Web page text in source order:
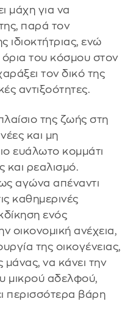
μάχη για να
παρά τον
ιδιοκτήτριας, ενώ
του κόσμου στον
τον δικό της
αντιξοότητες.
της ζωής στη
και μη
ευάλωτο κομμάτι
και ρεαλισμό.
αγώνα απέναντι
καθημερινές
ενός
οικονομική ανέχεια,
της οικογένειας,
να κάνει την
μικρού αδελφού,
περισσότερα βάρη